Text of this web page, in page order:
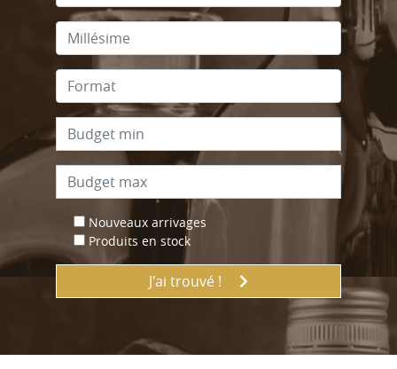
Nouveaux arrivages
Produits en stock
J'ai trouvé !